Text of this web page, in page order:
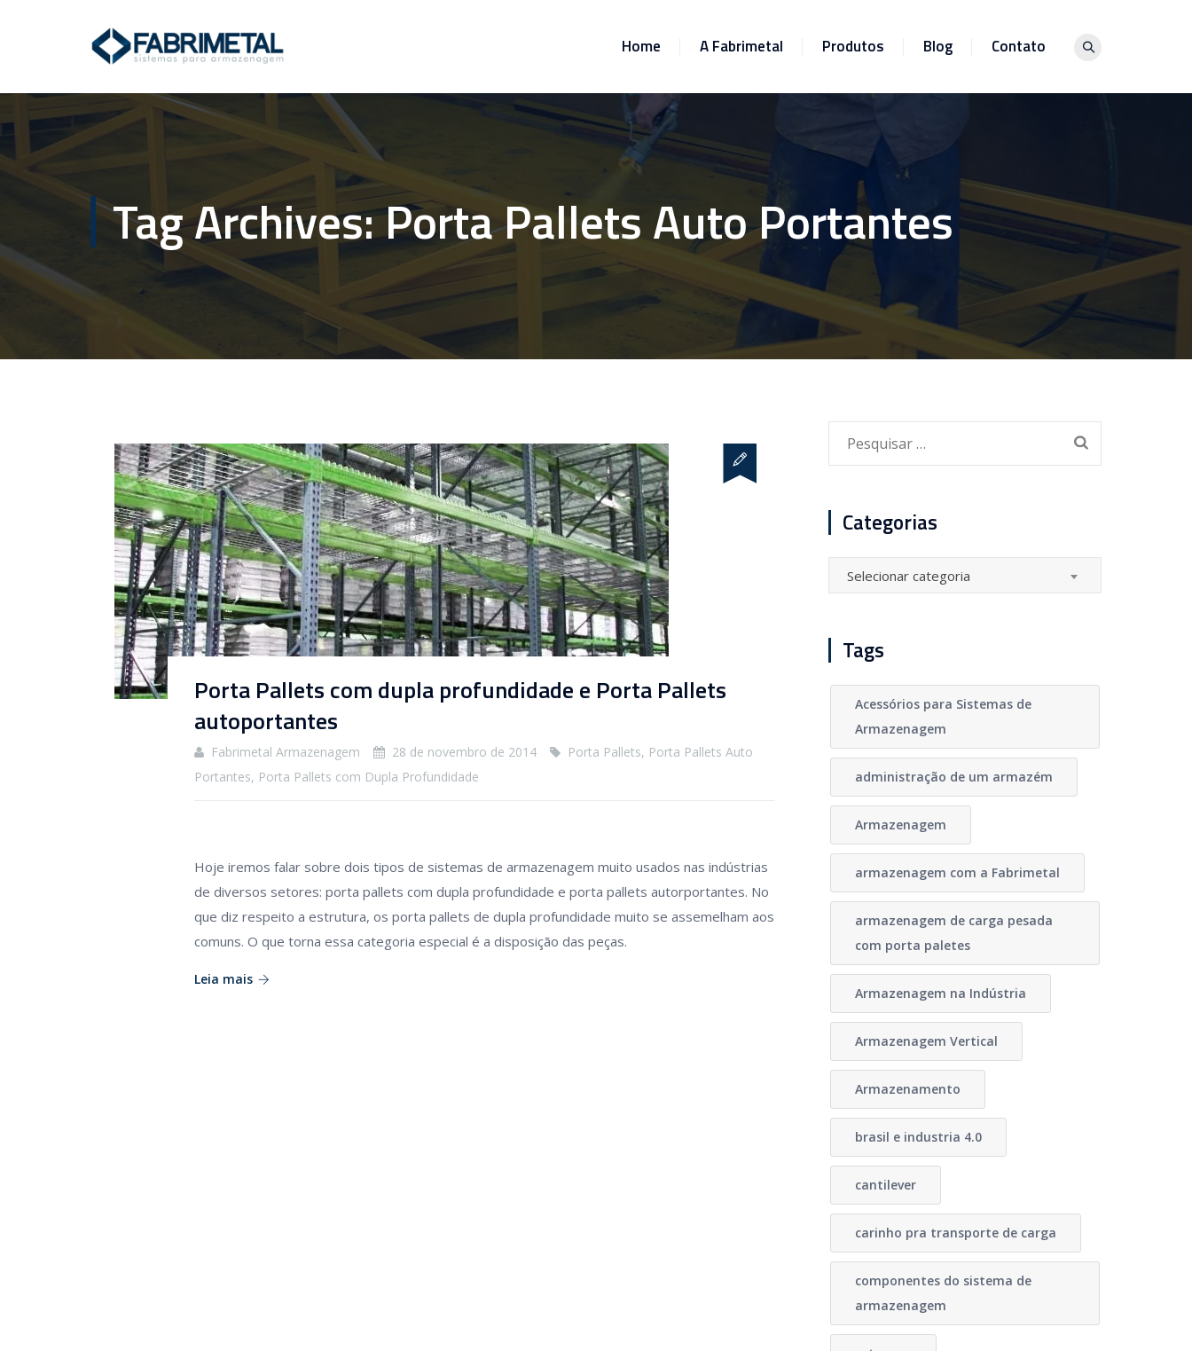
Home A Fabrimetal Produtos Blog Contato
Tag Archives:Porta Pallets Auto Portantes
Porta Pallets com dupla profundidade e Porta Pallets
autoportantes
Fabrimetal Armazenagem 28 de novembro de 2014 Porta Pallets, Porta Pallets Auto
Portantes, Porta Pallets com Dupla Profundidade
Hoje iremos falar sobre dois tipos de sistemas de armazenagem muito usados nas indústrias
de diversos setores: porta pallets com dupla profundidade e porta pallets autorportantes. No
que diz respeito a estrutura, os porta pallets de dupla profundidade muito se assemelham aos
comuns. O que torna essa categoria especial é a disposição das peças.
Leia mais
Categorias
Categorias
Selecionar categoria
Tags
Acessórios para Sistemas de
Armazenagem
administração de um armazém
Armazenagem
armazenagem com a Fabrimetal
armazenagem de carga pesada
com porta paletes
Armazenagem na Indústria
Armazenagem Vertical
Armazenamento
brasil e industria 4.0
cantilever
carinho pra transporte de carga
componentes do sistema de
armazenagem